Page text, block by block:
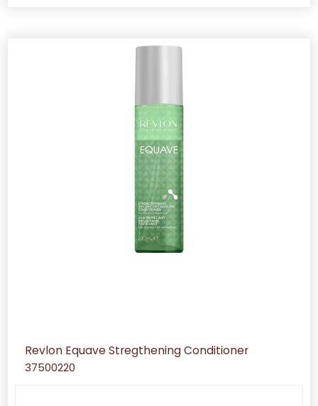
Revlon Equave Stregthening Conditioner
37500220